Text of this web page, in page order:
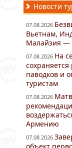
Новости
07.08.2026
Вьетнам,
Малайзия —
07.08.2026 На
паводков и
туристам
07.08.2026
Армению
07.08.2026